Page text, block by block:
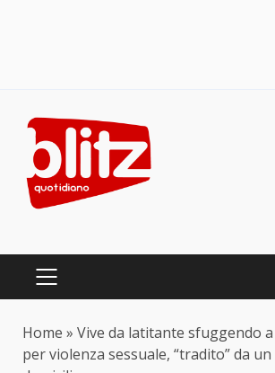
content
PRIMARY
Home » Vive da latitante sfuggendo
per violenza sessuale, “tradito” da un